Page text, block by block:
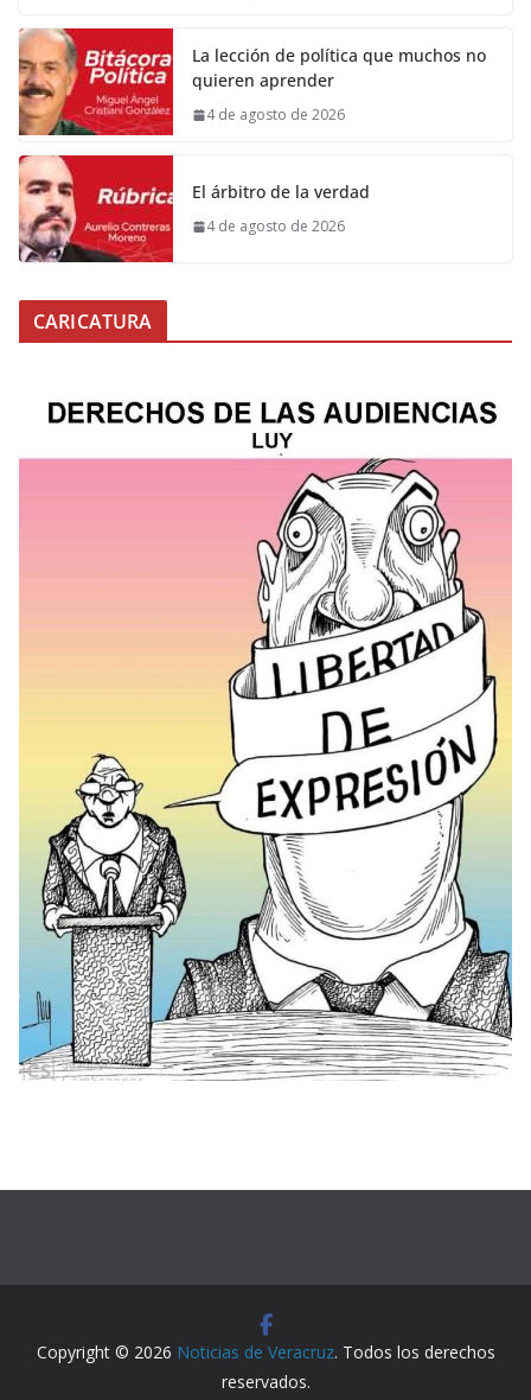
La lección de política que muchos no
quieren aprender
4 de agosto de 2026
El árbitro de la verdad
4 de agosto de 2026
CARICATURA
Copyright © 2026 Noticias de Veracruz. Todos los derechos
reservados.